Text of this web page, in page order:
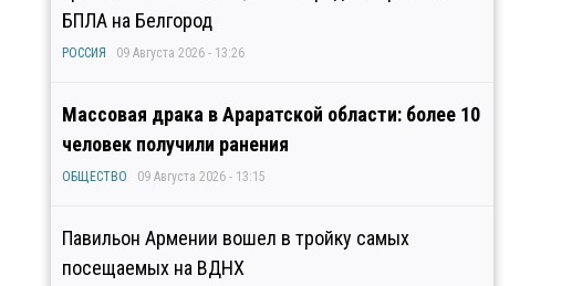
БПЛА на Белгород
РОССИЯ 09 Августа 2026 - 13:26
Массовая драка в Араратской области: более 10
человек получили ранения
ОБЩЕСТВО 09 Августа 2026 - 13:15
Павильон Армении вошел в тройку самых
посещаемых на ВДНХ